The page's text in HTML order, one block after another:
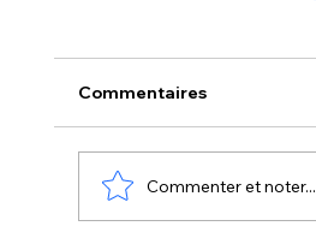
Commentaires
Commenter et noter...